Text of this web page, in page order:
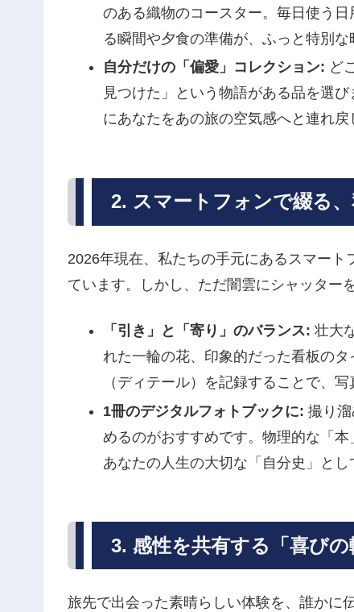
のある織物のコースター。毎日使う
る瞬間や夕食の準備が、ふっと特別な
自分だけの「偏愛」コレクション: ど
見つけた」という物語がある品を選
にあなたをあの旅の空気感へと連れ戻
2. スマートフォンで綴る、
2026年現在、私たちの手元にあるスマー
ています。しかし、ただ闇雲にシャッター
「引き」と「寄り」のバランス: 壮大
れた一輪の花、印象的だった看板の
（ディテール）を記録することで、
1冊のデジタルフォトブックに: 撮り
めるのがおすすめです。物理的な「
あなたの人生の大切な「自分史」とし
3. 感性を共有する「喜び
旅先で出会った素晴らしい体験を、誰かに